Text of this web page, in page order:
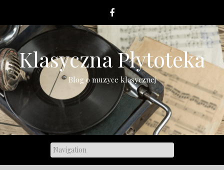
content
Klasyczna Płytoteka
Blog o muzyce klasycznej